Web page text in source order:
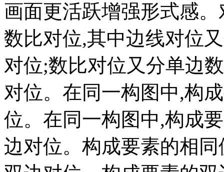
画面更活跃增强形式感
数比对位,其中边线对位
对位;数比对位又分单边
对位。在同一构图中,构
位。在同一构图中,构成
边对位。构成要素的相